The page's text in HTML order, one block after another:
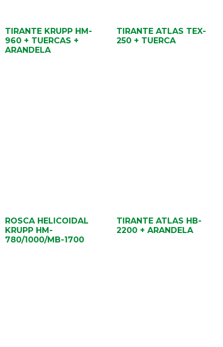
TIRANTE KRUPP HM-
960 + TUERCAS +
ARANDELA
TIRANTE ATLAS TEX-
250 + TUERCA
ROSCA HELICOIDAL
KRUPP HM-
780/1000/MB-1700
TIRANTE ATLAS HB-
2200 + ARANDELA